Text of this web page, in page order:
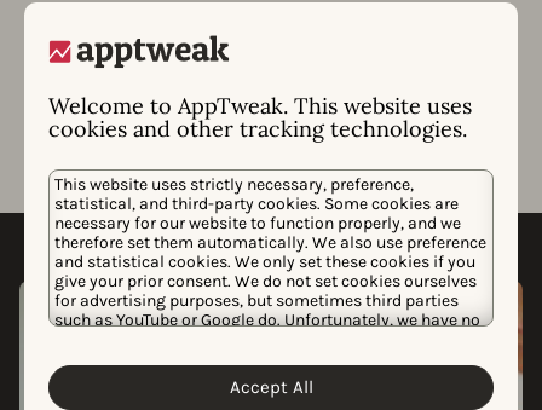
Welcome to AppTweak. This website uses
cookies and other tracking technologies.
This website uses strictly necessary, preference,
statistical, and third-party cookies. Some cookies are
necessary for our website to function properly, and we
therefore set them automatically. We also use preference
and statistical cookies. We only set these cookies if you
give your prior consent. We do not set cookies ourselves
for advertising purposes, but sometimes third parties
such as YouTube or Google do. Unfortunately, we have no
personal data and the different cookies we use, please
Cookie Policy&Privacy Policy
Accept All
法更改的影响。